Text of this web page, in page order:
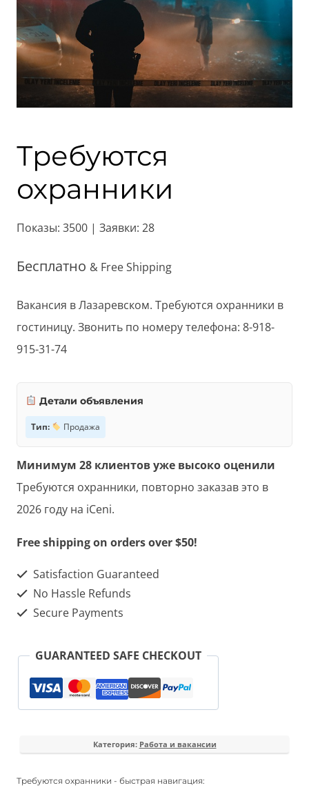
Требуются
охранники
Показы: 3500 | Заявки: 28
Бесплатно & Free Shipping
Вакансия в Лазаревском. Требуются охранники в
гостиницу. Звонить по номеру телефона: 8-918-
915-31-74
Детали объявления
Тип: Продажа
Минимум 28 клиентов уже высоко оценили
Требуются охранники, повторно заказав это в
2026 году на iCeni.
Free shipping on orders over $50!
Satisfaction Guaranteed
No Hassle Refunds
Secure Payments
GUARANTEED SAFE CHECKOUT
Категория: Работа и вакансии
Требуются охранники - быстрая навигация: